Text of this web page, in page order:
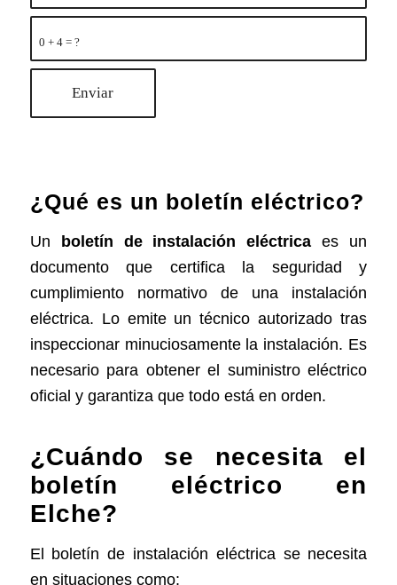
0 + 4 = ?
¿Qué es un boletín eléctrico?
Un boletín de instalación eléctrica es un
documento que certifica la seguridad y
cumplimiento normativo de una instalación
eléctrica. Lo emite un técnico autorizado tras
inspeccionar minuciosamente la instalación. Es
necesario para obtener el suministro eléctrico
oficial y garantiza que todo está en orden.
¿Cuándo se necesita el
boletín eléctrico en
Elche?
El boletín de instalación eléctrica se necesita
en situaciones como: